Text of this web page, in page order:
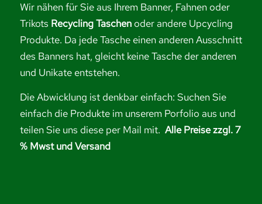
Wir nähen für Sie aus Ihrem Banner, Fahnen oder
Trikots Recycling Taschenoder andere Upcycling
Produkte. Da jede Tasche einen anderen Ausschnitt
des Banners hat, gleicht keine Tasche der anderen
und Unikate entstehen.
Die Abwicklung ist denkbar einfach: Suchen Sie
einfach die Produkte im unserem Porfolio aus und
teilen Sie uns diese per Mail mit. Alle Preise zzgl. 7
% Mwst und Versand